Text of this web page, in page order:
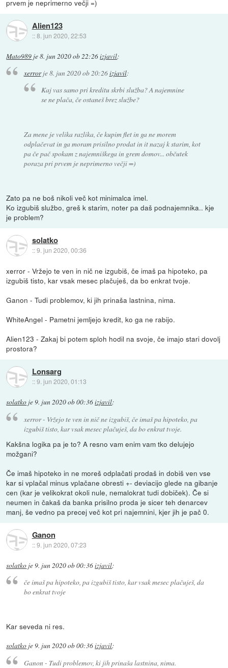
prvem je neprimerno večji =)
Alien123
::8. jun 2020, 22:53
Mato989 je8. jun 2020 ob 22:26izjavil:
xerrorje8. jun 2020 ob 20:26izjavil:
Kaj vas samo pri kreditu skrbi služba? A najemnine
se ne plača, če ostaneš brez službe?
Za mene je velika razlika, če kupim flet in ga ne morem
odplačevat in ga moram prisilno prodat in it nazaj k starim, kot
pa če pač spokam z najemniškega in grem domov... občutek
poraza pri prvem je neprimerno večji =)
Zato pa ne boš nikoli več kot minimalca imel.
Ko izgubiš službo, greš k starim, noter pa daš podnajemnika.. kje
je problem?
solatko
::9. jun 2020, 00:36
xerror - Vržejo te ven in nič ne izgubiš, če imaš pa hipoteko, pa
izgubiš tisto, kar vsak mesec plačuješ, da bo enkrat tvoje.
Ganon - Tudi problemov, ki jih prinaša lastnina, nima.
WhiteAngel - Pametni jemljejo kredit, ko ga ne rabijo.
Alien123 - Zakaj bi potem sploh hodil na svoje, če imajo stari dovolj
prostora?
Lonsarg
::9. jun 2020, 01:13
solatko je9. jun 2020 ob 00:36izjavil:
xerror - Vržejo te ven in nič ne izgubiš, če imaš pa hipoteko, pa
izgubiš tisto, kar vsak mesec plačuješ, da bo enkrat tvoje.
Kakšna logika pa je to? A resno vam enim vam tko delujejo
možgani?
Če imaš hipoteko in ne moreš odplačati prodaš in dobiš ven vse
kar si vplačal minus vplačane obresti +- deviacijo glede na gibanje
cen (kar je velikokrat okoli nule, nemalokrat tudi dobiček). Če si
neumen in čakaš da banka prisilno proda je sicer teh denarcev
manj, še vedno pa precej več kot pri najemnini, kjer jih je pač 0.
Ganon
::9. jun 2020, 07:23
solatko je9. jun 2020 ob 00:36izjavil:
če imaš pa hipoteko, pa izgubiš tisto, kar vsak mesec plačuješ, da
bo enkrat tvoje
Kar seveda ni res.
solatko je9. jun 2020 ob 00:36izjavil:
Ganon - Tudi problemov, ki jih prinaša lastnina, nima.